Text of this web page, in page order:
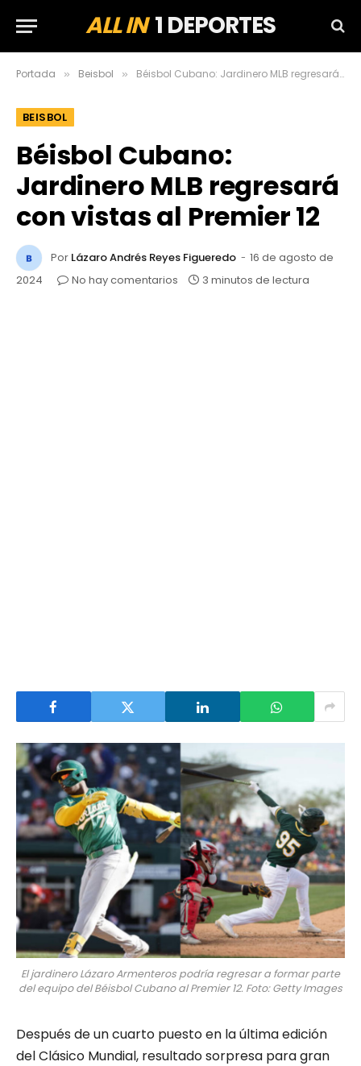
ALL IN1 DEPORTES
Portada » Beisbol » Béisbol Cubano: Jardinero MLB regresará con vistas al Premier 12
BEISBOL
Béisbol Cubano:
Jardinero MLB regresará
con vistas al Premier 12
Por Lázaro Andrés Reyes Figueredo
16 de agosto de
2024
No hay comentarios 3 minutos de lectura
El jardinero Lázaro Armenteros podría regresar a formar parte
del equipo del Béisbol Cubano al Premier 12. Foto: Getty Images
Después de un cuarto puesto en la última edición
del Clásico Mundial, resultado sorpresa para gran